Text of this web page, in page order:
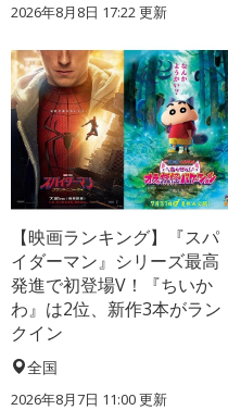
2026年8月8日 17:22更新
【映画ランキング】『スパ
イダーマン』シリーズ最高
発進で初登場V！『ちいか
わ』は2位、新作3本がラン
クイン
全国
2026年8月7日 11:00更新